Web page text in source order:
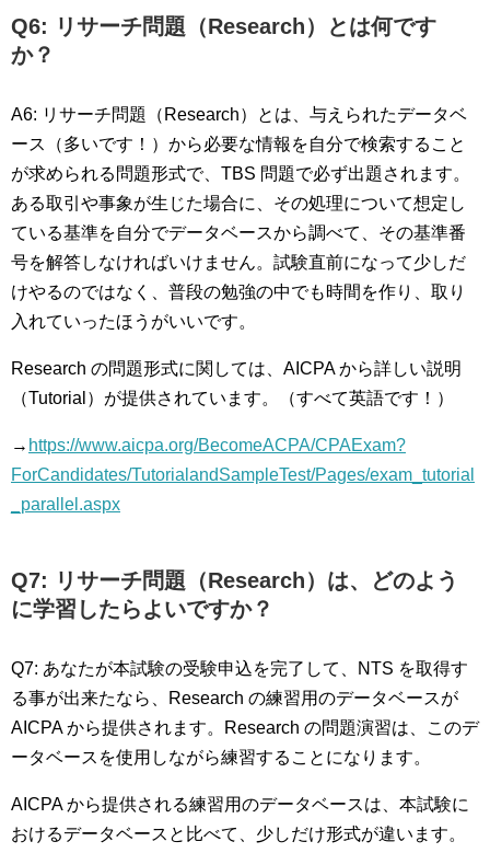
Q6: リサーチ問題（Research）とは何です
か？
A6: リサーチ問題（Research）とは、与えられたデータベ
ース（多いです！）から必要な情報を自分で検索すること
が求められる問題形式で、TBS 問題で必ず出題されます。
ある取引や事象が生じた場合に、その処理について想定し
ている基準を自分でデータベースから調べて、その基準番
号を解答しなければいけません。試験直前になって少しだ
けやるのではなく、普段の勉強の中でも時間を作り、取り
入れていったほうがいいです。
Research の問題形式に関しては、AICPA から詳しい説明
（Tutorial）が提供されています。（すべて英語です！）
→ https://www.aicpa.org/BecomeACPA/CPAExam?
ForCandidates/TutorialandSampleTest/Pages/exam_tutorial
_parallel.aspx
Q7: リサーチ問題（Research）は、どのよう
に学習したらよいですか？
Q7: あなたが本試験の受験申込を完了して、NTS を取得す
る事が出来たなら、Research の練習用のデータベースが
AICPA から提供されます。Research の問題演習は、このデ
ータベースを使用しながら練習することになります。
AICPA から提供される練習用のデータベースは、本試験に
おけるデータベースと比べて、少しだけ形式が違います。